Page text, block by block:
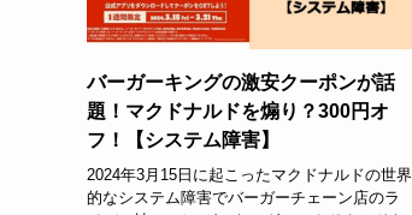
バーガーキングの激安クーポンが話
題！マクドナルドを煽り？300円オ
フ！【システム障害】
2024年3月15日に起こったマクドナルドの世界
的なシステム障害でバーガーチェーン店のラ